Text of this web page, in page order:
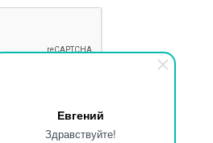
Евгений
Здравствуйте!